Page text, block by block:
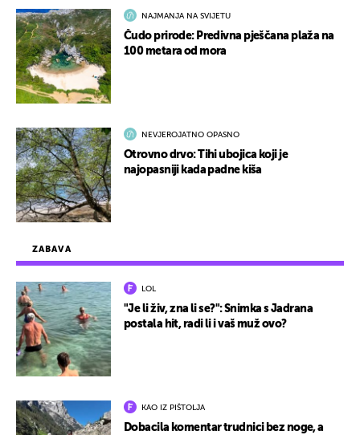
ZABAVA
LOL
"Je li živ, zna li se?": Snimka s Jadrana
postala hit, radi li i vaš muž ovo?
KAO IZ PIŠTOLJA
Dobacila komentar trudnici bez noge, a
NAJMANJA NA SVIJETU
Čudo prirode: Predivna pješčana plaža na
100 metara od mora
NEVJEROJATNO OPASNO
Otrovno drvo: Tihi ubojica koji je
najopasniji kada padne kiša